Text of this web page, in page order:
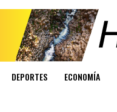
DEPORTES ECONOMÍA